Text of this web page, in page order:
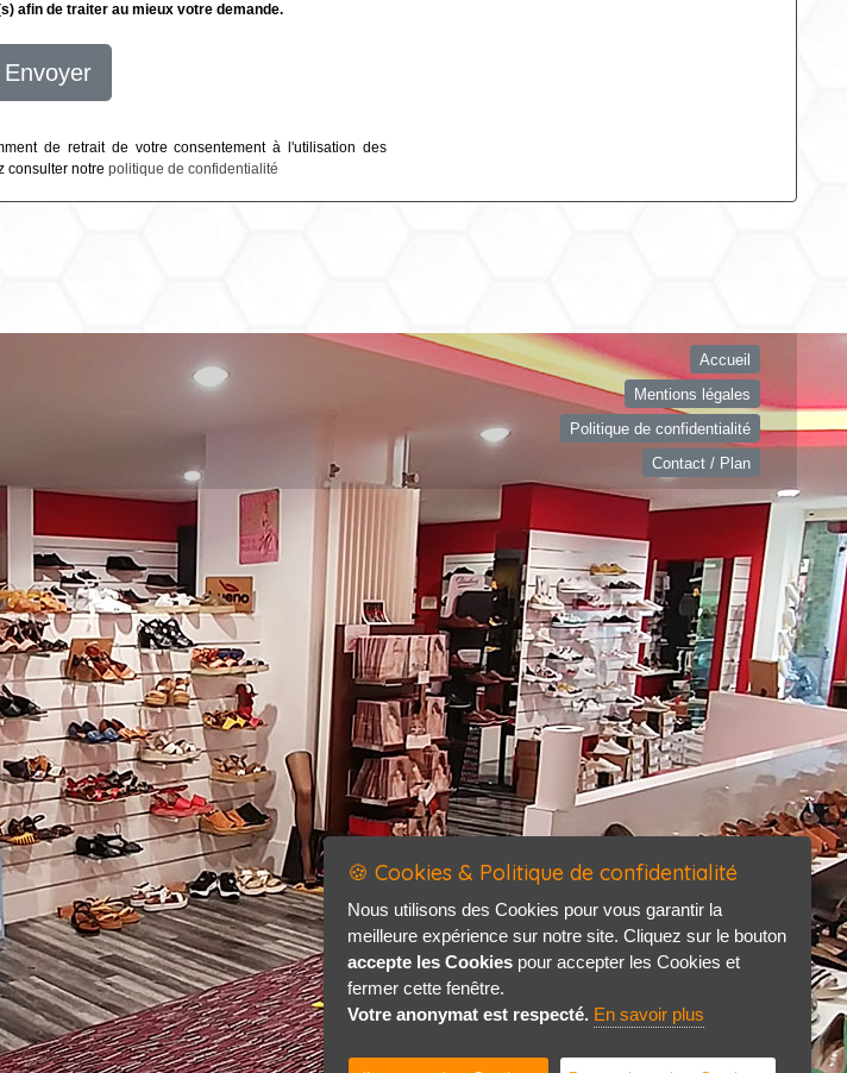
afin de traiter au mieux votre demande.
Envoyer
de retrait de votre consentement à l'utilisation des
consulter notre politique de confidentialité
Accueil
Mentions légales
Politique de confidentialité
Contact / Plan
🍪 Cookies & Politique de confidentialité
Nous utilisons des Cookies pour vous garantir la
meilleure expérience sur notre site. Cliquez sur le bouton
accepte les Cookies pour accepter les Cookies et
fermer cette fenêtre.
Votre anonymat est respecté. En savoir plus